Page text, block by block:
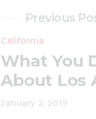
Previous
California
What You
About Los
January 2, 2019